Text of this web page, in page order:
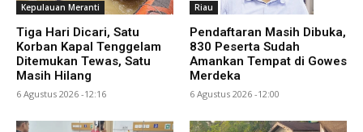
Kepulauan Meranti
Tiga Hari Dicari, Satu
Korban Kapal Tenggelam
Ditemukan Tewas, Satu
Masih Hilang
6 Agustus 2026 -12:16
Riau
Pendaftaran Masih Dibuka,
830 Peserta Sudah
Amankan Tempat di Gowes
Merdeka
6 Agustus 2026 -12:00